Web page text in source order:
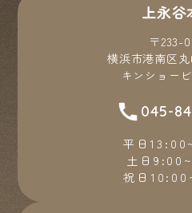
上永谷
〒233-
横浜市港南区丸
キンショー
045-
平日
土日
祝日